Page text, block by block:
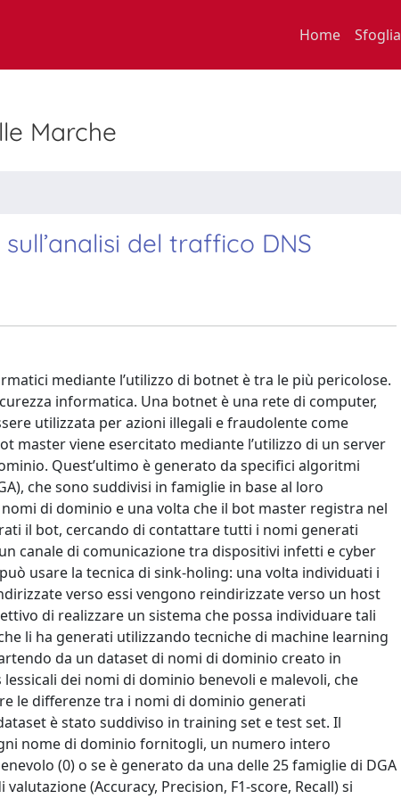
Home Sfoglia
Marche
del traffico DNS
mediante l’utilizzo di botnet è tra le più pericolose.
informatica. Una botnet è una rete di computer,
utilizzata per azioni illegali e fraudolente come
master viene esercitato mediante l’utilizzo di un server
Quest’ultimo è generato da specifici algoritmi
che sono suddivisi in famiglie in base al loro
di dominio e una volta che il bot master registra nel
il bot, cercando di contattare tutti i nomi generati
canale di comunicazione tra dispositivi infetti e cyber
usare la tecnica di sink-holing: una volta individuati i
verso essi vengono reindirizzate verso un host
di realizzare un sistema che possa individuare tali
li ha generati utilizzando tecniche di machine learning
da un dataset di nomi di dominio creato in
dei nomi di dominio benevoli e malevoli, che
le differenze tra i nomi di dominio generati
è stato suddiviso in training set e test set. Il
nome di dominio fornitogli, un numero intero
(0) o se è generato da una delle 25 famiglie di DGA
(Accuracy, Precision, F1-score, Recall) si